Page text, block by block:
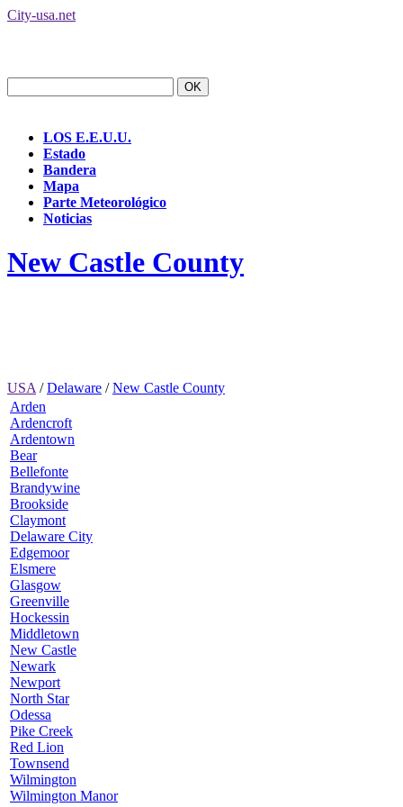
City-usa.net
LOS E.E.U.U.
Estado
Bandera
Mapa
Parte Meteorológico
Noticias
New Castle County
USA /Delaware /New Castle County
Arden
Ardencroft
Ardentown
Bear
Bellefonte
Brandywine
Brookside
Claymont
Delaware City
Edgemoor
Elsmere
Glasgow
Greenville
Hockessin
Middletown
New Castle
Newark
Newport
North Star
Odessa
Pike Creek
Red Lion
Townsend
Wilmington
Wilmington Manor